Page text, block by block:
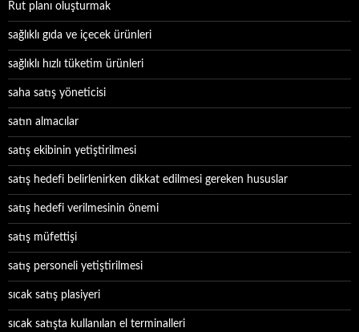
Rut planı oluşturmak
sağlıklı gıda ve içecek ürünleri
sağlıklı hızlı tüketim ürünleri
saha satış yöneticisi
satın almacılar
satış ekibinin yetiştirilmesi
satış hedefi belirlenirken dikkat edilmesi gereken hususlar
satış hedefi verilmesinin önemi
satış müfettişi
satış personeli yetiştirilmesi
sıcak satış plasiyeri
sıcak satışta kullanılan el terminalleri